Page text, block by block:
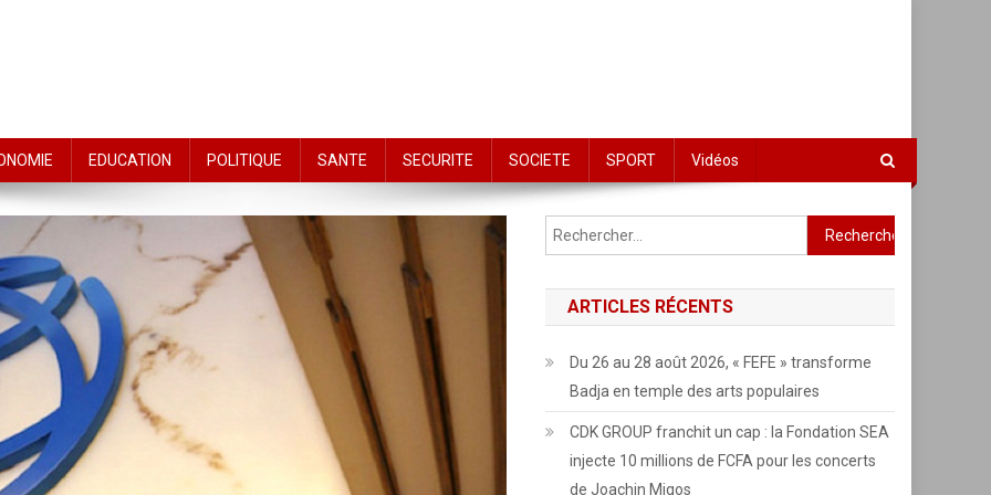
EDUCATION POLITIQUE SANTE SECURITE SOCIETE SPORT Vidéos
Rechercher :
ARTICLES RÉCENTS
Du 26 au 28 août 2026, « FEFE » transforme
Badja en temple des arts populaires
CDK GROUP franchit un cap : la Fondation SEA
injecte 10 millions de FCFA pour les concerts
de Joachin Migos